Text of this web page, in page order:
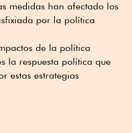
medidas han afectado los
por la política
de la política
la respuesta política que
estas estrategias